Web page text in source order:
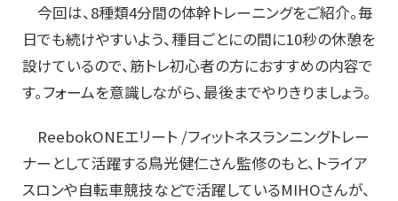
今回は、8種類4分間の体幹トレーニングをご紹介。毎
日でも続けやすいよう、種目ごとにの間に10秒の休憩を
設けているので、筋トレ初心者の方におすすめの内容で
す。フォームを意識しながら、最後までやりきりましょう。
ReebokONEエリート /フィットネスランニングトレー
ナーとして活躍する鳥光健仁さん監修のもと、トライア
スロンや自転車競技などで活躍しているMIHOさんが、